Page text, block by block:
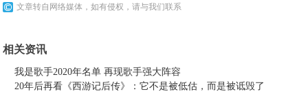
文章转自网络媒体，如有侵权，请与我们联系
相关资讯
我是歌手2020年名单 再现歌手强大阵容
20年后再看《西游记后传》：它不是被低估，而是被诋毁了